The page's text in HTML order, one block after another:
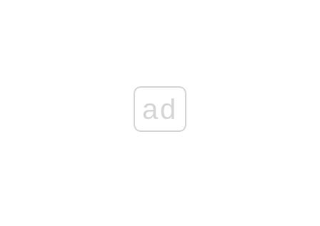
ad